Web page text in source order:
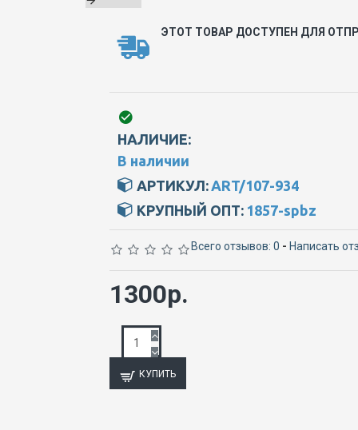
ЭТОТ ТОВАР ДОСТУПЕН ДЛЯ
НАЛИЧИЕ:
В наличии
АРТИКУЛ:ART/107-934
КРУПНЫЙ ОПТ: 1857-spbz
Всего отзывов: 0 - Написать
1300р.
КУПИТЬ